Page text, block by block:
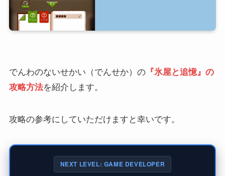
でんわのないせかい（でんせか）の『氷屋と追憶』の
攻略方法を紹介します。
攻略の参考にしていただけますと幸いです。
NEXT LEVEL: GAME DEVELOPER